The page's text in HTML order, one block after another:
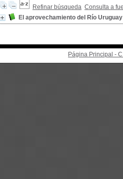
Refinar búsqueda Consulta a
El aprovechamiento del Río
Página Principal -